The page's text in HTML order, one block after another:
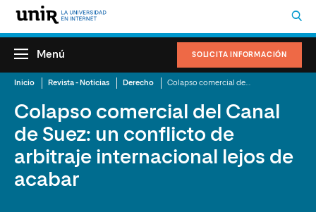
SOLICITA INFORMACIÓN
Menú
Inicio Revista - Noticias Derecho
Colapso comercial del Canal
de Suez: un conflicto de
arbitraje internacional lejos de
acabar